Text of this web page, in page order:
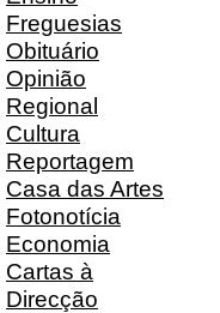
Freguesias
Obituário
Opinião
Regional
Cultura
Reportagem
Casa das Artes
Fotonotícia
Economia
Cartas à
Direcção